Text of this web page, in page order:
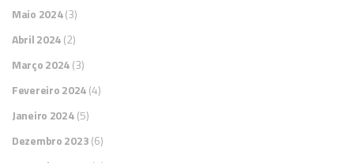
Maio 2024(3)
Abril 2024(2)
Março 2024(3)
Fevereiro 2024(4)
Janeiro 2024(5)
Dezembro 2023(6)